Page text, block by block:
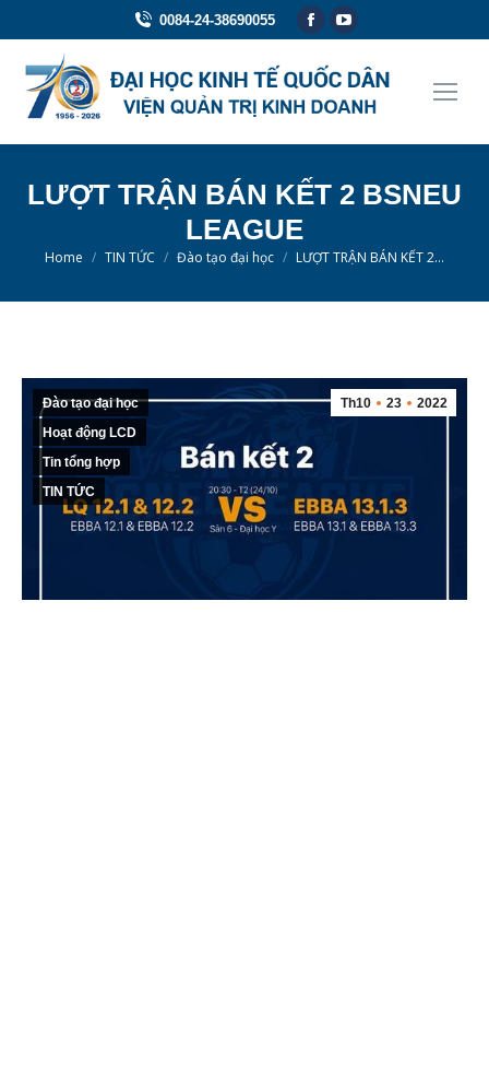
0084-24-38690055
Facebook
opens
in
YouTube
opens
in
LƯỢT TRẬN BÁN KẾT 2 BSNEU
LEAGUE
You are here:
Home TIN TỨC Đào tạo đại học LƯỢT TRẬN BÁN KẾT 2…
Th10 23 2022
Đào tạo đại học
Hoạt động LCD
Tin tổng hợp
TIN TỨC